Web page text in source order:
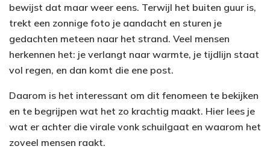
bewijst dat maar weer eens. Terwijl het buiten guur is,
trekt een zonnige foto je aandacht en sturen je
gedachten meteen naar het strand. Veel mensen
herkennen het: je verlangt naar warmte, je tijdlijn staat
vol regen, en dan komt die ene post.
Daarom is het interessant om dit fenomeen te bekijken
en te begrijpen wat het zo krachtig maakt. Hier lees je
wat er achter die virale vonk schuilgaat en waarom het
zoveel mensen raakt.